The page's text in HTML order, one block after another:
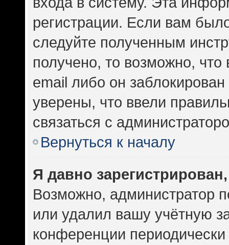
регистрации. Если вам
следуйте полученным
получено, то возможно,
email либо он
уверены, что ввели
связаться с
Вернуться к началу
Я давно
Возможно, администратор
или удалил вашу учётную
конференции